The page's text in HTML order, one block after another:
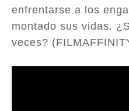
enfrentarse a los
montado sus vidas.
veces?